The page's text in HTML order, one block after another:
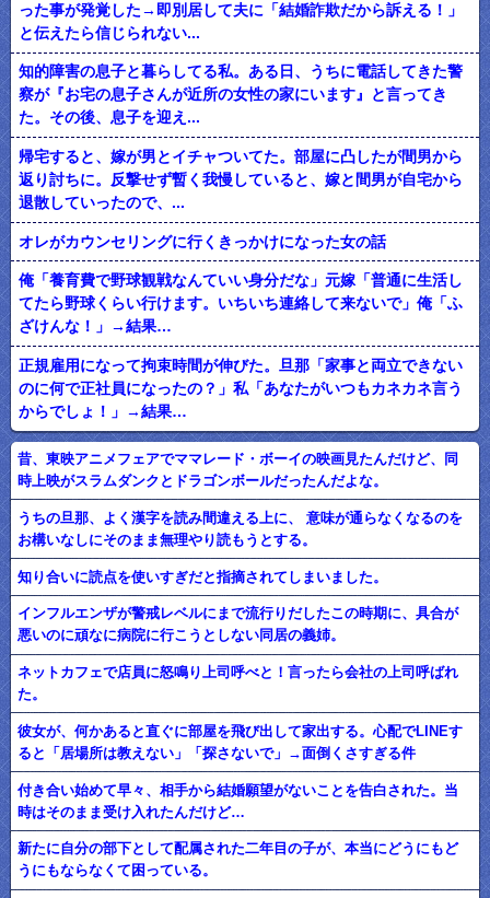
った事が発覚した→即別居して夫に「結婚詐欺だから訴える！」
と伝えたら信じられない...
知的障害の息子と暮らしてる私。ある日、うちに電話してきた警
察が『お宅の息子さんが近所の女性の家にいます』と言ってき
た。その後、息子を迎え...
帰宅すると、嫁が男とイチャついてた。部屋に凸したが間男から
返り討ちに。反撃せず暫く我慢していると、嫁と間男が自宅から
退散していったので、...
オレがカウンセリングに行くきっかけになった女の話
俺「養育費で野球観戦なんていい身分だな」元嫁「普通に生活し
てたら野球くらい行けます。いちいち連絡して来ないで」俺「ふ
ざけんな！」→結果…
正規雇用になって拘束時間が伸びた。旦那「家事と両立できない
のに何で正社員になったの？」私「あなたがいつもカネカネ言う
からでしょ！」→結果…
昔、東映アニメフェアでママレード・ボーイの映画見たんだけど、同
時上映がスラムダンクとドラゴンボールだったんだよな。
うちの旦那、よく漢字を読み間違える上に、 意味が通らなくなるのを
お構いなしにそのまま無理やり読もうとする。
知り合いに読点を使いすぎだと指摘されてしまいました。
インフルエンザが警戒レベルにまで流行りだしたこの時期に、具合が
悪いのに頑なに病院に行こうとしない同居の義姉。
ネットカフェで店員に怒鳴り上司呼べと！言ったら会社の上司呼ばれ
た。
彼女が、何かあると直ぐに部屋を飛び出して家出する。心配でLINEす
ると「居場所は教えない」「探さないで」→面倒くさすぎる件
付き合い始めて早々、相手から結婚願望がないことを告白された。当
時はそのまま受け入れたんだけど…
新たに自分の部下として配属された二年目の子が、本当にどうにもど
うにもならなくて困っている。